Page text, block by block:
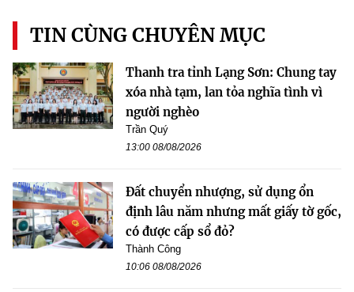
TIN CÙNG CHUYÊN MỤC
Thanh tra tỉnh Lạng Sơn: Chung tay
xóa nhà tạm, lan tỏa nghĩa tình vì
người nghèo
Trần Quý
13:00 08/08/2026
Đất chuyển nhượng, sử dụng ổn
định lâu năm nhưng mất giấy tờ gốc,
có được cấp sổ đỏ?
Thành Công
10:06 08/08/2026